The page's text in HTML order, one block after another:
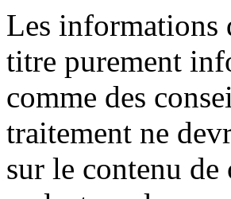
Les informations
titre purement
comme des
traitement ne
sur le contenu